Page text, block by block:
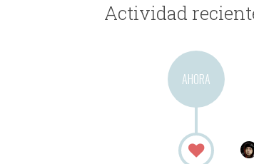
Actividad
AHORA